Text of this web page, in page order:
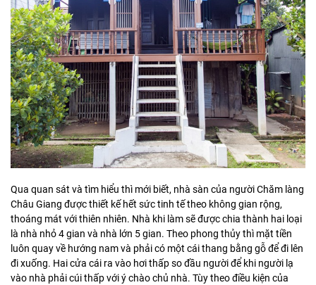
Qua quan sát và tìm hiểu thì mới biết, nhà sàn của người Chăm làng
Châu Giang được thiết kế hết sức tinh tế theo không gian rộng,
thoáng mát với thiên nhiên. Nhà khi làm sẽ được chia thành hai loại
là nhà nhỏ 4 gian và nhà lớn 5 gian. Theo phong thủy thì mặt tiền
luôn quay về hướng nam và phải có một cái thang bằng gỗ để đi lên
đi xuống. Hai cửa cái ra vào hơi thấp so đầu người để khi người lạ
vào nhà phải cúi thấp với ý chào chủ nhà. Tùy theo điều kiện của